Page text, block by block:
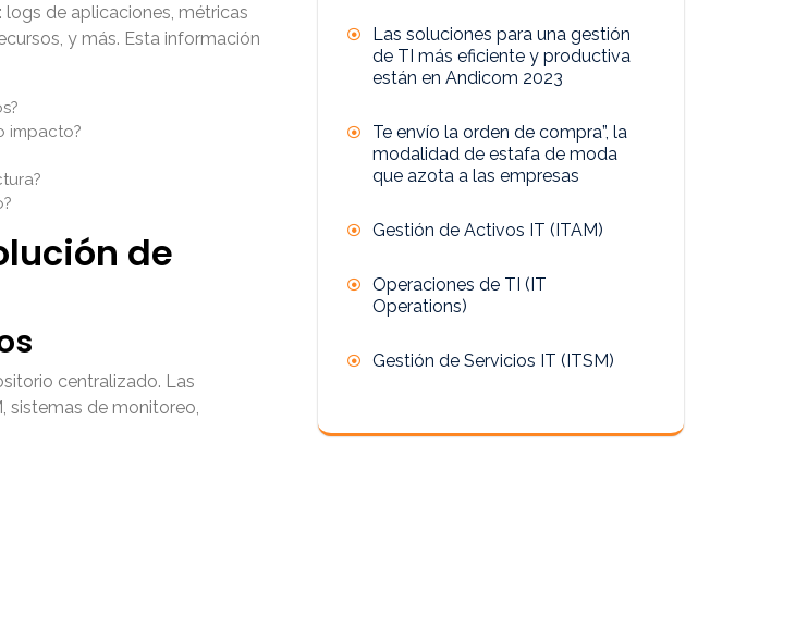
de aplicaciones, métricas
y más. Esta información
impacto?
de
centralizado. Las
sistemas de monitoreo,
Las soluciones para una gestión
de TI más eficiente y productiva
están en Andicom 2023
Te envío la orden de compra”, la
modalidad de estafa de moda
que azota a las empresas
Gestión de Activos IT (ITAM)
Operaciones de TI (IT
Operations)
Gestión de Servicios IT (ITSM)